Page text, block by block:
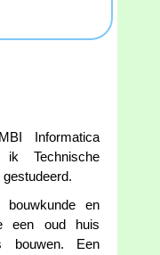
Informatica
Technische
gestudeerd.
en
een oud huis
bouwen. Een